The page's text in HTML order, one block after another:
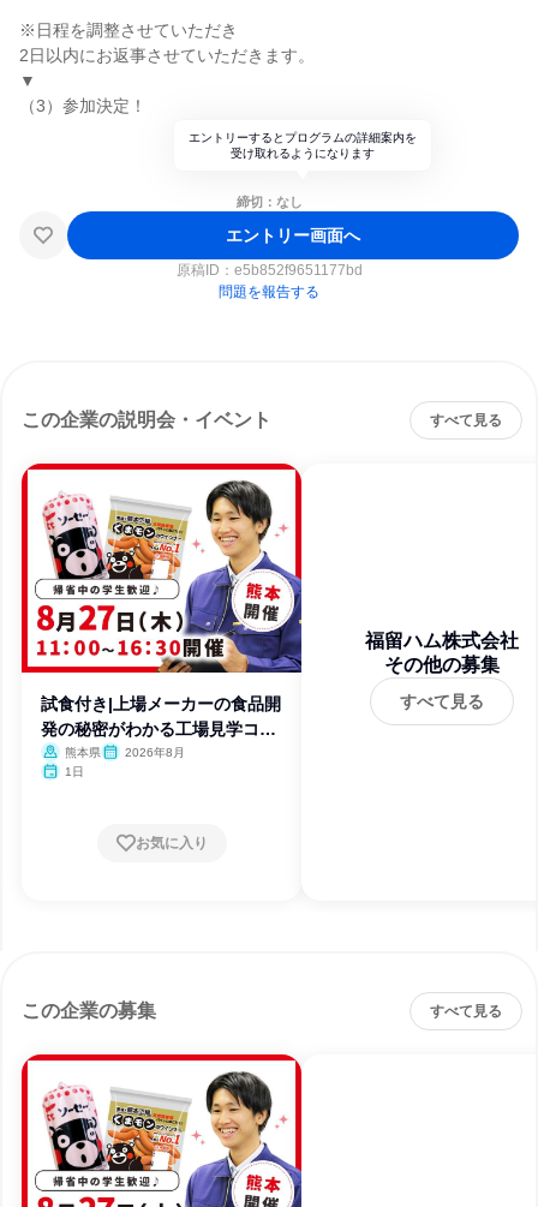
※日程を調整させていただき
2日以内にお返事させていただきます。
▼
（3）参加決定！
エントリーするとプログラムの詳細案内を
受け取れるようになります
締切：なし
エントリー画面へ
原稿ID： e5b852f9651177bd
問題を報告する
この企業の説明会・イベント すべて見る
試食付き|上場メーカーの食品開
発の秘密がわかる工場見学コー
ス 熊本県
2026年8月
1日
お気に入り
福留ハム株式会社
その他の募集
すべて見る
この企業の募集 すべて見る